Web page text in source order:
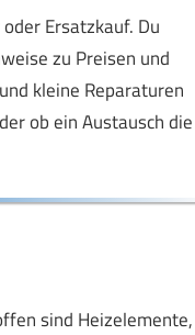
Ersatzkauf. Du
zu Preisen und
kleine Reparaturen
ob ein Austausch die
sind Heizelemente,